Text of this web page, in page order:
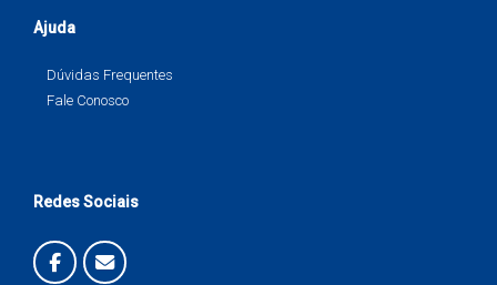
Ajuda
Dúvidas Frequentes
Fale Conosco
Redes Sociais